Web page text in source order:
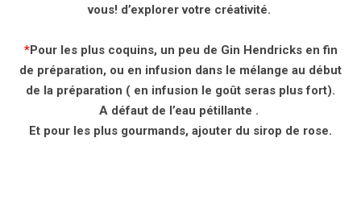
vous! d’explorer votre créativité.
*Pour les plus coquins, un peu de Gin Hendricks en fin
de préparation, ou en infusion dans le mélange au début
de la préparation ( en infusion le goût seras plus fort).
A défaut de l’eau pétillante .
Et pour les plus gourmands, ajouter du sirop de rose.